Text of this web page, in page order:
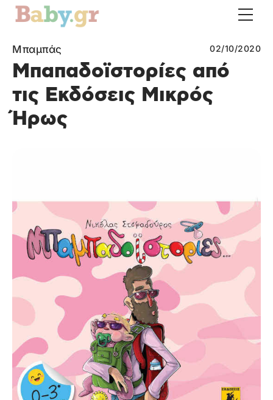
Μπαμπάς 02/10/2020
Μπαπαδοϊστορίες από
τις Εκδόσεις Μικρός
Ήρως